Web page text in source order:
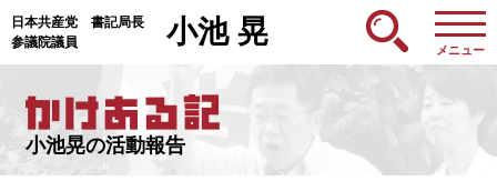
日本共産党 書記局長
参議院議員
小池 晃
メニュー
小池晃の活動報告